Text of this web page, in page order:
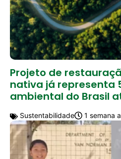
Projeto de
nativa já representa
ambiental do Brasil
Sustentabilidade 1 semana